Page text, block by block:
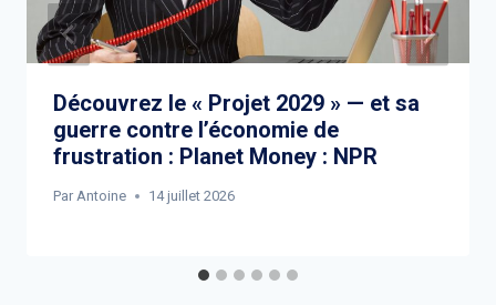
Découvrez le « Projet 2029 » — et sa
guerre contre l’économie de
frustration : Planet Money : NPR
Par Antoine 14 juillet 2026